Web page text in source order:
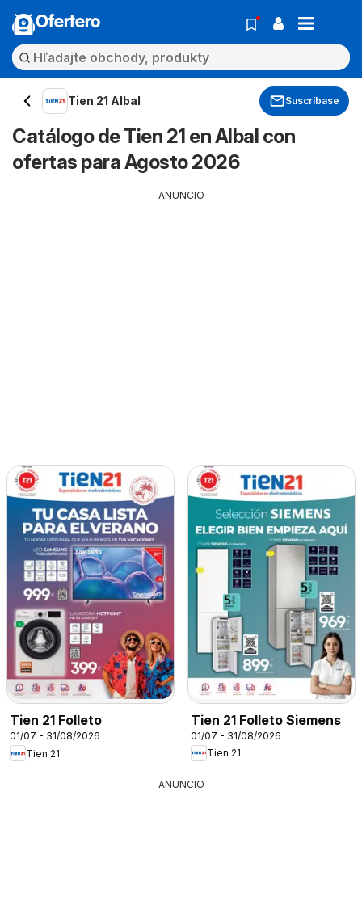
Ofertero
Tien 21 Albal Suscríbase
Catálogo de Tien 21 en Albal con
ofertas para Agosto 2026
ANUNCIO
Tien 21 Folleto
01/07 - 31/08/2026
Tien 21
Tien 21 Folleto Siemens
01/07 - 31/08/2026
Tien 21
ANUNCIO